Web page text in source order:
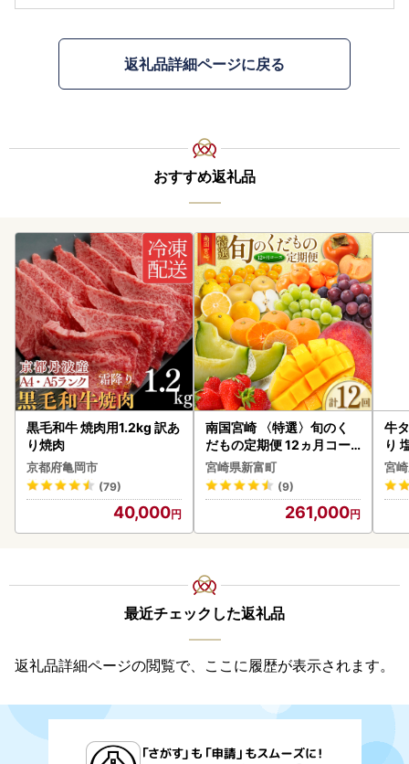
返礼品詳細ページに戻る
おすすめ返礼品
黒毛和牛 焼肉用1.2kg 訳あ
り焼肉
京都府亀岡市
(79)
40,000
南国宮崎 〈特選〉旬のく
だもの定期便 12ヵ月コー
ス【F84-25】
宮崎県新富町
(9)
261,000
牛
り
宮
最近チェックした返礼品
返礼品詳細ページの閲覧で、ここに履歴が表示されます。